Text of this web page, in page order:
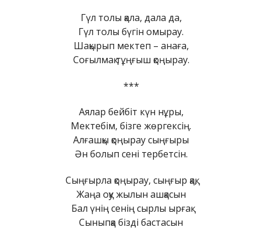
Гүл толы қала, дала да,
Гүл толы бүгін омырау.
Шақырып мектеп – анаға,
Соғылмақ тұңғыш қоңырау.
***
Аялар бейбіт күн нұры,
Мектебім, бізге жөргексің.
Алғашқы қоңырау сыңғыры
Ән болып сені тербетсін.
Сыңғырла қоңырау, сыңғыр қақ,
Жаңа оқу жылын ашқасын
Бал үнің сенің сырлы ырғақ
Сыныпқа бізді бастасын